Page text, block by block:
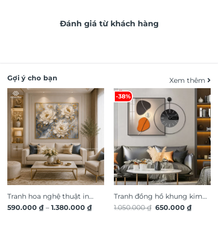
Đánh giá từ khách hàng
Gợi ý cho bạn Xem thêm
Tranh hoa nghệ thuật in
hiệu ứng dát vàng nổi 3D
590.000 ₫ – 1.380.000 ₫Khoảng
-38%
Tranh đồng hồ khung kim
loại cao cấp xu hướng trang
1.050.000₫ Giá
650.000₫Giá